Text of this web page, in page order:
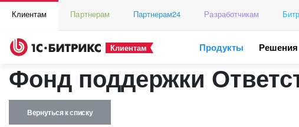
Клиентам Партнерам Партнерам24 Разработчикам
Клиентам Продукты Решения
Фонд поддержки
Вернуться к списку